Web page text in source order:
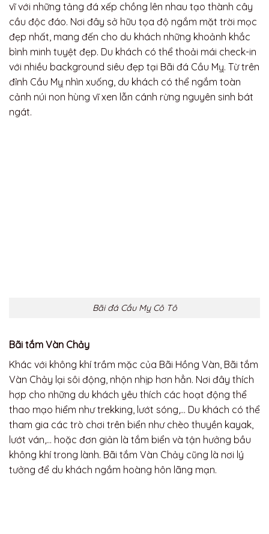
vĩ với những tảng đá xếp chồng lên nhau tạo thành cây
cầu độc đáo. Nơi đây sở hữu tọa độ ngắm mặt trời mọc
đẹp nhất, mang đến cho du khách những khoảnh khắc
bình minh tuyệt đẹp. Du khách có thể thoải mái check-in
với nhiều background siêu đẹp tại Bãi đá Cầu Mỵ. Từ trên
đỉnh Cầu Mỵ nhìn xuống, du khách có thể ngắm toàn
cảnh núi non hùng vĩ xen lẫn cánh rừng nguyên sinh bát
ngát.
Bãi đá Cầu Mỵ Cô Tô
Bãi tắm Vàn Chảy
Khác với không khí trầm mặc của Bãi Hồng Vàn, Bãi tắm
Vàn Chảy lại sôi động, nhộn nhịp hơn hẳn. Nơi đây thích
hợp cho những du khách yêu thích các hoạt động thể
thao mạo hiểm như trekking, lướt sóng,… Du khách có thể
tham gia các trò chơi trên biển như chèo thuyền kayak,
lướt ván,… hoặc đơn giản là tắm biển và tận hưởng bầu
không khí trong lành. Bãi tắm Vàn Chảy cũng là nơi lý
tưởng để du khách ngắm hoàng hôn lãng mạn.